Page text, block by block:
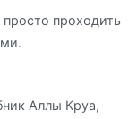
проходить
Аллы Круа,